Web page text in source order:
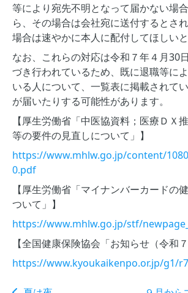
等により宛先不明となって届かない場
ら、その場合は会社宛に送付するとさ
場合は速やかに本人に配付してほしいと
なお、これらの対応は令和７年４月30
づき行われているため、既に退職等に
いる人について、一覧表に掲載されて
が届いたりする可能性があります。
【厚生労働省「中医協資料；医療ＤＸ
等の要件の見直しについて」】
https://www.mhlw.go.jp/content/
0.pdf
【厚生労働省「マイナンバーカードの
ついて」】
https://www.mhlw.go.jp/stf/
【全国健康保険協会「お知らせ（令和
https://www.kyoukaikenpo.or.jp/g1/